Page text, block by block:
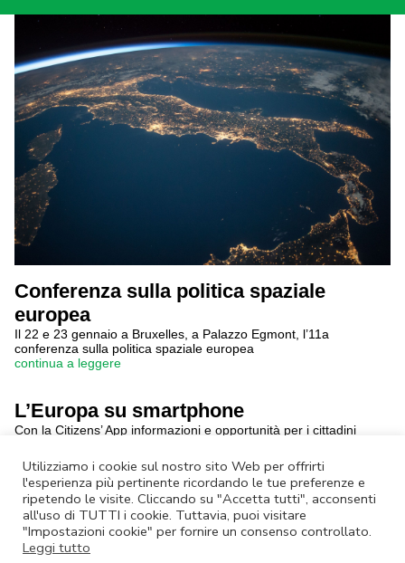
Utilizziamo i cookie sul nostro sito Web per offrirti
l'esperienza più pertinente ricordando le tue preferenze e
ripetendo le visite. Cliccando su "Accetta tutti", acconsenti
all'uso di TUTTI i cookie. Tuttavia, puoi visitare
"Impostazioni cookie" per fornire un consenso controllato.
Leggi tutto
Conferenza sulla politica spaziale
europea
Il 22 e 23 gennaio a Bruxelles, a Palazzo Egmont, l’11a
conferenza sulla politica spaziale europea
continua a leggere
L’Europa su smartphone
Con la Citizens’ App informazioni e opportunità per i cittadini
continua a leggere
Annulla Iscrizione| Privacy Policy
Non rispondere a questa email.Contatta Lazio Innova
© Lazio Innova SpA – Via dell’Amba Aradam, 9 – 00184 Roma – Tel.